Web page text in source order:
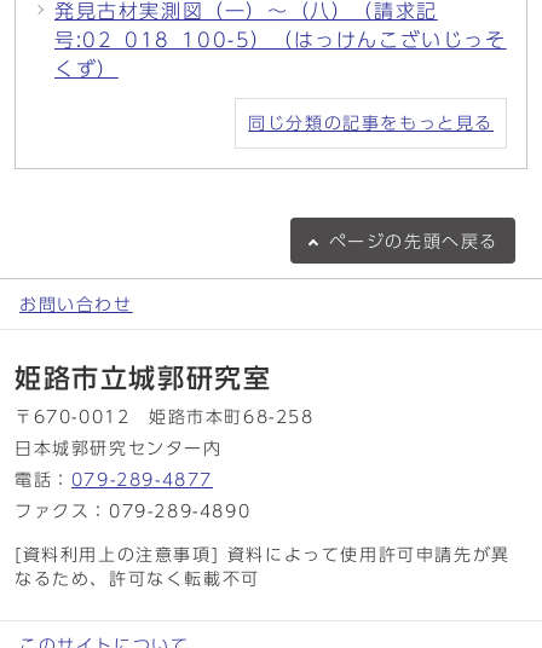
発見古材実測図（一）〜（八）（請求記
号:02_018_100-5）（はっけんこざいじっそ
くず）
同じ分類の記事をもっと見る
ページの 先頭へ戻る
お問い合わせ
姫路市立城郭研究室
〒670-0012 姫路市本町68-258
日本城郭研究センター内
電話： 079-289-4877
ファクス：079-289-4890
[資料利用上の注意事項] 資料によって使用許可申請先が異
なるため、許可なく転載不可